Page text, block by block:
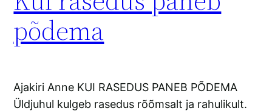
põdema
Ajakiri Anne KUI RASEDUS PANEB PÕDEMA
Üldjuhul kulgeb rasedus rõõmsalt ja rahulikult.